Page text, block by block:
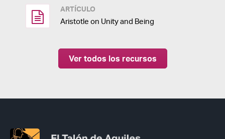
ARTÍCULO
Aristotle on Unity and Being
Ver todos los recursos